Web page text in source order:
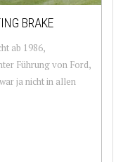
BRAKE
ab 1986,
Führung von Ford,
ja nicht in allen